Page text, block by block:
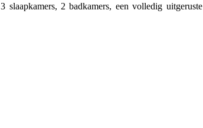
2 badkamers, een volledig